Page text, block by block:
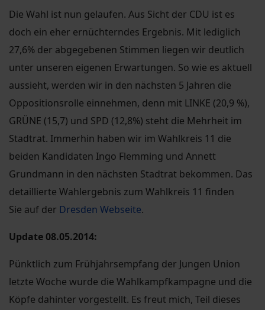
Die Wahl ist nun gelaufen. Aus Sicht der CDU ist es
doch ein eher ernüchterndes Ergebnis. Mit lediglich
27,6% der abgegebenen Stimmen liegen wir deutlich
unter unseren eigenen Erwartungen. So wie es aktuell
aussieht, werden wir in den nächsten 5 Jahren die
Oppositionsrolle einnehmen, denn mit LINKE (20,9 %),
GRÜNE (15,7) und SPD (12,8%) steht die Mehrheit im
Stadtrat. Immerhin haben wir im Wahlkreis 11 die
beiden Kandidaten Ingo Flemming und Annett
Grundmann in den nächsten Stadtrat bekommen. Das
detaillierte Wahlergebnis zum Wahlkreis 11 finden
Sie auf der Dresden Webseite.
Update 08.05.2014:
Pünktlich zum Frühjahrsempfang der Jungen Union
letzte Woche wurde die Wahlkampfkampagne und die
Köpfe dahinter vorgestellt. Es freut mich, Teil dieses